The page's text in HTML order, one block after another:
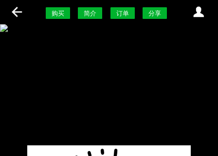
购买 简介 订单 分享